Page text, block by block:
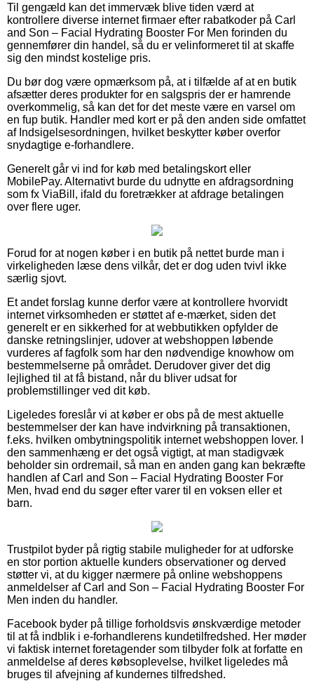
Til gengæld kan det immervæk blive tiden værd at
kontrollere diverse internet firmaer efter rabatkoder på Carl
and Son – Facial Hydrating Booster For Men forinden du
gennemfører din handel, så du er velinformeret til at skaffe
sig den mindst kostelige pris.
Du bør dog være opmærksom på, at i tilfælde af at en butik
afsætter deres produkter for en salgspris der er hamrende
overkommelig, så kan det for det meste være en varsel om
en fup butik. Handler med kort er på den anden side omfattet
af Indsigelsesordningen, hvilket beskytter køber overfor
snydagtige e-forhandlere.
Generelt går vi ind for køb med betalingskort eller
MobilePay. Alternativt burde du udnytte en afdragsordning
som fx ViaBill, ifald du foretrækker at afdrage betalingen
over flere uger.
Forud for at nogen køber i en butik på nettet burde man i
virkeligheden læse dens vilkår, det er dog uden tvivl ikke
særlig sjovt.
Et andet forslag kunne derfor være at kontrollere hvorvidt
internet virksomheden er støttet af e-mærket, siden det
generelt er en sikkerhed for at webbutikken opfylder de
danske retningslinjer, udover at webshoppen løbende
vurderes af fagfolk som har den nødvendige knowhow om
bestemmelserne på området. Derudover giver det dig
lejlighed til at få bistand, når du bliver udsat for
problemstillinger ved dit køb.
Ligeledes foreslår vi at køber er obs på de mest aktuelle
bestemmelser der kan have indvirkning på transaktionen,
f.eks. hvilken ombytningspolitik internet webshoppen lover. I
den sammenhæng er det også vigtigt, at man stadigvæk
beholder sin ordremail, så man en anden gang kan bekræfte
handlen af Carl and Son – Facial Hydrating Booster For
Men, hvad end du søger efter varer til en voksen eller et
barn.
Trustpilot byder på rigtig stabile muligheder for at udforske
en stor portion aktuelle kunders observationer og derved
støtter vi, at du kigger nærmere på online webshoppens
anmeldelser af Carl and Son – Facial Hydrating Booster For
Men inden du handler.
Facebook byder på tillige forholdsvis ønskværdige metoder
til at få indblik i e-forhandlerens kundetilfredshed. Her møder
vi faktisk internet foretagender som tilbyder folk at forfatte en
anmeldelse af deres købsoplevelse, hvilket ligeledes må
bruges til afvejning af kundernes tilfredshed.